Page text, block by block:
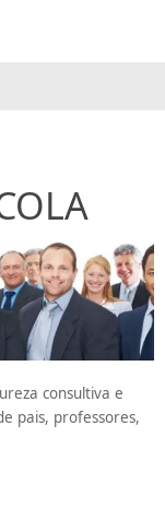
consultiva e
pais, professores,